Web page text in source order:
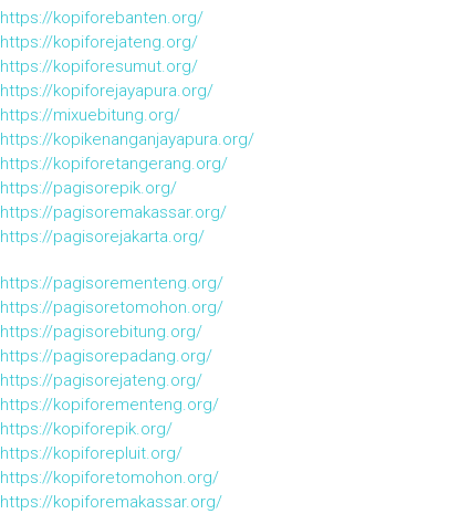
https://kopiforebanten.org/
https://kopiforejateng.org/
https://kopiforesumut.org/
https://kopiforejayapura.org/
https://mixuebitung.org/
https://kopikenanganjayapura.org/
https://kopiforetangerang.org/
https://pagisorepik.org/
https://pagisoremakassar.org/
https://pagisorejakarta.org/
https://pagisorementeng.org/
https://pagisoretomohon.org/
https://pagisorebitung.org/
https://pagisorepadang.org/
https://pagisorejateng.org/
https://kopiforementeng.org/
https://kopiforepik.org/
https://kopiforepluit.org/
https://kopiforetomohon.org/
https://kopiforemakassar.org/